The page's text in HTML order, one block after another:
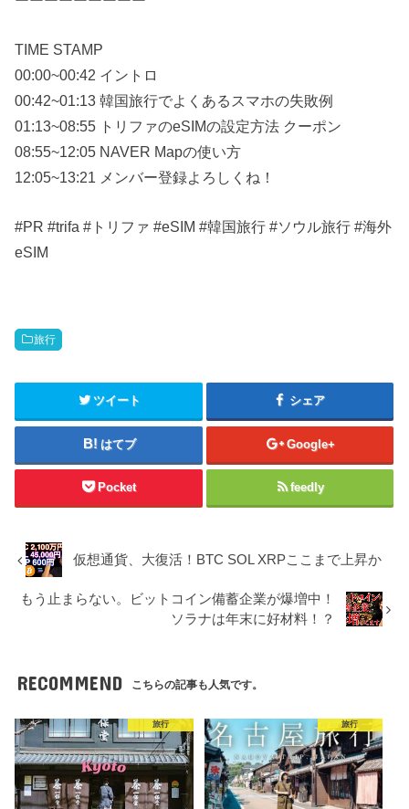
TIME STAMP
00:00~00:42 イントロ
00:42~01:13 韓国旅行でよくあるスマホの失敗例
01:13~08:55 トリファのeSIMの設定方法 クーポン
08:55~12:05 NAVER Mapの使い方
12:05~13:21 メンバー登録よろしくね！
#PR #trifa #トリファ #eSIM #韓国旅行 #ソウル旅行 #海外
eSIM
旅行
ツイート シェア
はてブ Google+
Pocket feedly
仮想通貨、大復活！BTC SOL XRPここまで上昇か
もう止まらない。ビットコイン備蓄企業が爆増中！
ソラナは年末に好材料！？
RECOMMEND こちらの記事も人気です。
旅行 旅行